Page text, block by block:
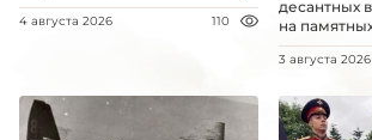
4 августа 2026 110
десантных
на
3 августа 2026